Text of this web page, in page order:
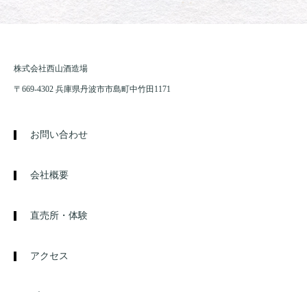
株式会社西山酒造場
〒669-4302 兵庫県丹波市市島町中竹田1171
お問い合わせ
会社概要
直売所・体験
アクセス